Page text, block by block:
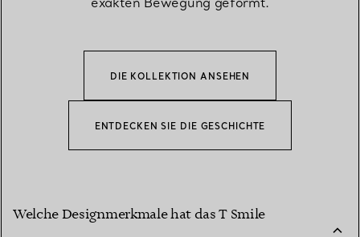
DIE KOLLEKTION ANSEHEN
ENTDECKEN SIE DIE GESCHICHTE
Welche Designmerkmale hat das T Smile